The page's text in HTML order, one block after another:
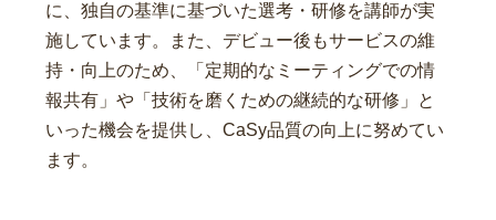
に、独自の基準に基づいた選考・研修を講師が実
施しています。また、デビュー後もサービスの維
持・向上のため、「定期的なミーティングでの情
報共有」や「技術を磨くための継続的な研修」と
いった機会を提供し、CaSy品質の向上に努めてい
ます。